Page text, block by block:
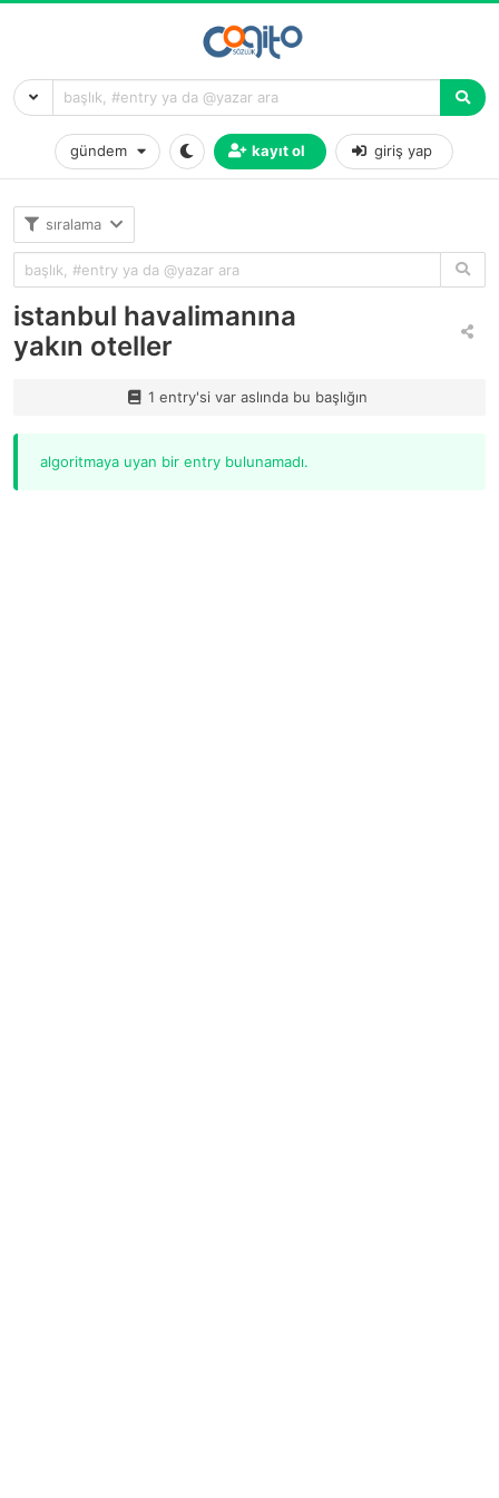
gündem kayıt ol giriş yap
sıralama
istanbul havalimanına
yakın oteller
1 entry'si var aslında bu başlığın
algoritmaya uyan bir entry bulunamadı.